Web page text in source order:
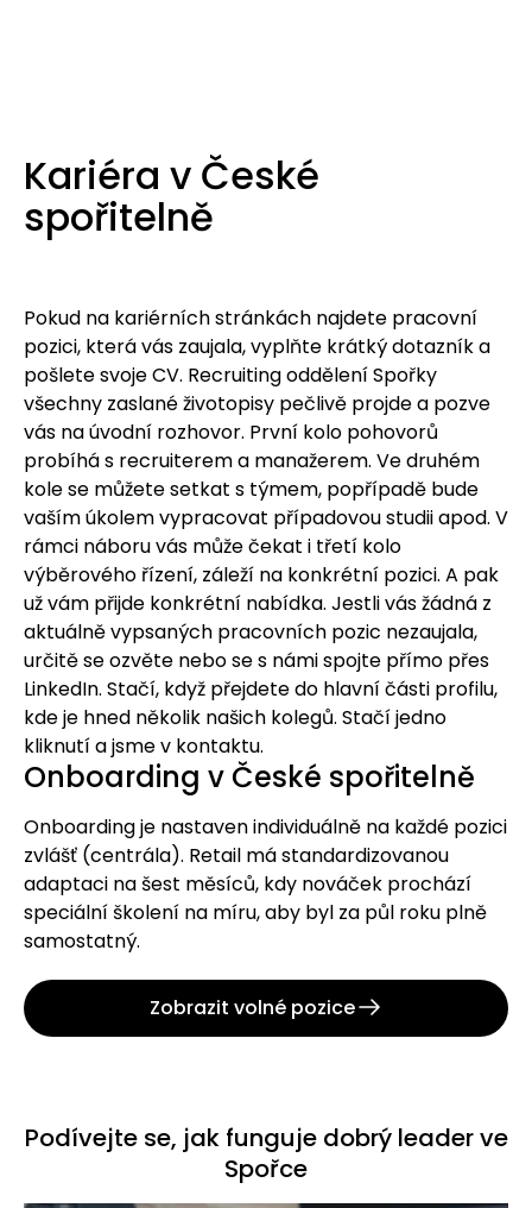
Kariéra v České
spořitelně
Pokud na kariérních stránkách najdete pracovní
pozici, která vás zaujala, vyplňte krátký dotazník a
pošlete svoje CV. Recruiting oddělení Spořky
všechny zaslané životopisy pečlivě projde a pozve
vás na úvodní rozhovor. První kolo pohovorů
probíhá s recruiterem a manažerem. Ve druhém
kole se můžete setkat s týmem, popřípadě bude
vaším úkolem vypracovat případovou studii apod. V
rámci náboru vás může čekat i třetí kolo
výběrového řízení, záleží na konkrétní pozici. A pak
už vám přijde konkrétní nabídka. Jestli vás žádná z
aktuálně vypsaných pracovních pozic nezaujala,
určitě se ozvěte nebo se s námi spojte přímo přes
LinkedIn. Stačí, když přejdete do hlavní části profilu,
kde je hned několik našich kolegů. Stačí jedno
kliknutí a jsme v kontaktu.
Onboarding v České spořitelně
Onboarding je nastaven individuálně na každé pozici
zvlášť (centrála). Retail má standardizovanou
adaptaci na šest měsíců, kdy nováček prochází
speciální školení na míru, aby byl za půl roku plně
samostatný.
Zobrazit volné pozice
Podívejte se, jak funguje dobrý leader ve
Spořce